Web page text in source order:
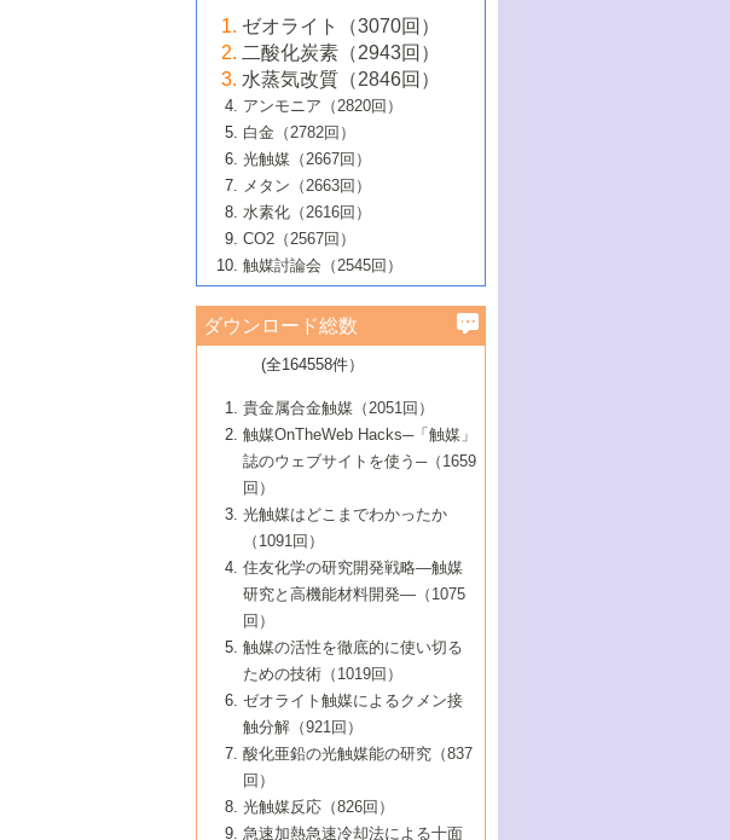
大学：オンライン・対面開催）
6号 メタン転換技術の最新動向
B号 第125回触媒討論会（2020年・工学
院大学）
5号 固体触媒による含窒素有機化合物変
換の最前線
6号 貴金属使用量低減に向けた自動車排
ガス浄化触媒の開発
B号 第123回触媒討論会（2019年・大阪
B号 第121回触媒討論会（2018年・東京
大学）
5号 水素のふるまいを解き明かす最先端
研究
6号 低級アルカンの有効利用のための触
媒技術
B号 第119回触媒討論会（2017年・首都
大学東京）
媒技術
3号 触媒研究の最先端～とびたて若き研究
者たち～（1）
4号 触媒研究の最先端～とびたて若き研究
者たち～（2）
5号 触媒研究の最先端～とびたて若き研究
者たち～（3）
6号 イオニクス材料と燃料電池・電解合成
の最新の研究動向
B号 第117回触媒討論会（2016年・大阪府
立大学）
2号 石油精製用触媒の最近の進展
3号 固体酸化物形燃料電池（SOFC）におけ
るアノード触媒上での燃料直接改質技術
4号 コアシェル構造の制御による触媒機能
5号 工業触媒およびその周辺技術の最近の
進歩
6号 ナノシート
B号 第115回触媒討論会（2015年・成蹊大
2号 光触媒反応機構に関する最新の研究動
向
開発動向
4号 人工光合成に向けた近年のアプローチ
5号 未利用熱エネルギーの有効活用に貢献
する触媒技術
6号 ポリオキソメタレート
B号 第113回触媒討論会（2014年・ロワジ
ールホテル豊橋）
1号 高耐久性燃料電池システム用触媒にお
ける新展開
2号 リビングラジカル重合の最近の動向
3号 天然ガスの化学工業的展開に関する触
媒技術
4号 貴金属触媒の精密構造制御とその活用
5号 バイオマス化成品製造のための固体触
6号 ナノ空間─吸着状態解析から新機能開拓
B号 第111回触媒討論会（2013年・関西大
▼54巻（2012年）
1号 規則性多孔体の利用技術における最近
の進歩
2号 第109回触媒討論会
3号 貴金属低減技術の最新動向
4号 貴金属代替技術の最新動向
5号 光触媒による物質変換反応の新展開
6号 グラフェン
7号 水素を利用する化成品合成の新潮流
▼53巻（2011年）
1号 金属学から見る合金触媒の新展開
2号 第107回触媒討論会
3号 触媒のその場観察法の進歩（１）
4号 触媒のその場観察法の進歩（２）
5号 不活性結合の触媒的活性化による有機
合成
6号 新しい固体酸触媒技術
7号 ゼオライト合成における最近の進歩
▼52巻（2010年）
1号 触媒の劣化対策と長寿命触媒開発
2号 第105回触媒討論会
3号 ナノ構造が拓く新機能
4号 活性サイトおよびその環境の精密な設
計による触媒の高機能化
5号 触媒を有効に使うための技術
7号 有機分子触媒による精密有機合成
8号 高機能化ポリオレフィンに向けた重合
触媒の最近の進展
1号 炭素材料－熱い注目を集める材料－
2号 第103回触媒討論会
3号 環境浄化用光触媒の現状と課題
4号 水素社会の実現に向けた水素製造・貯
蔵技術の進歩
5号 CO2が関わる触媒・材料
7号 持続可能社会実現のための触媒および
触媒関連技術
▼50巻（2008年）
1号 触媒化学と学会のこの10年，半世紀，
そして未来
2号 第101回触媒討論会
4号 錯体を利用したユニークな表面構造の
構築と機能
5号 若手会員による触媒研究の未来展望1：
企業編
6号 第102回触媒討論会
7号 触媒・化学反応における計算化学の進
8号 若手研究者による触媒研究の未来展望
2：大学・研究所編
▼49巻（2007年）
1号 含フッ素化合物の合成と触媒
2号 第99回触媒討論会
3号 実用的ファインケミカル合成プロセス
を実現する触媒
5号 こんな物質，あんな物質―新たな触媒
の可能性―
7号 『結晶の化学』を活かした触媒研究
8号 イオン液体の応用
▼48巻（2006年）
1号 固体酸触媒の最近の進歩
2号 第97回触媒討論会
3号 リビング重合触媒の最近の展開
5号 水素製造・貯蔵のための触媒技術の新
しい展開
6号 第98回触媒討論会
7号 基礎化学品製造の触媒技術
8号 多機能型リアクター
1号 最近の触媒担体とその効果
2号 第95回触媒討論会
4号 水分解用光触媒材料
5号 時間分解分光の進歩と応用
6号 第96回触媒討論会
8号 超臨界流体を用いた化学プロセスの新
▼46巻（2004年）
1号 部分酸化反応触媒の最前線
2号 第93回触媒討論会
3号 特殊エネルギー場の触媒反応
4号 生体内における金属の触媒作用
5号 ファインケミカルズの展開に寄与する
6号 第94回触媒討論会
7号 サブナノレベルでみた新しい表面現象
8号 オレフィン重合触媒の新たな展
▼45巻（2003年）
1号 なぜこの触媒が良いのか？
2号 第91回触媒討論会
3号 最近の自動車排ガス処理技術
4号 触媒研究の現状と将来─第90回触媒討論
5号 基礎化学品製造の触媒技術
6号 第92回触媒討論会
7号 基礎化学品製造の触媒技術
8号 資源の循環と触媒技術
▼44巻（2002年）
1号 高次制御された触媒の化学
2号 第89回触媒討論会
3号 触媒を利用した電気化学の新展開
4号 ナノ材料の調製と機能化
5号 こんな触媒が欲しい
6号 第90回触媒討論会
7号 触媒研究と学術雑誌/情報
8号 若い世代からみた触媒化学の現状と未
▼43巻（2001年）
1号 グリーンケミストリーと触媒
2号 第87回触媒討論会特集号
3号 生体触媒とバイオプロセス
4号 水素製造・利用の触媒化学
5号 触媒研究における新しい切り口：コン
ビナトリアルケミストリー
6号 第88回触媒討論会特集号
7号 企業における触媒研究のブレークスル
8号 この材料を触媒として使ってみません
▼42巻（2000年）
1号 触媒反応工学の明日を拓く
2号 第85回触媒討論会
3号 反応ダイナミクス
5号 触媒のおもしろさをどのように伝える
6号 第86回触媒討論会
7号 水素化精製触媒の新しい展開
8号 新しい反応性と機能性を目指した金属
クラスタ-化学
▼41巻（1999年）
1号 孔、穴、あな?-特異な空間とその利用-
2号 第83回触媒討論会
3号 均一系触媒反応最前線
4号 実用炭素材料の新展開
5号 研究の方法論を考える
7号 機能性金属材料と触媒
8号 触媒研究へのNMRの応用と展望
▼40巻（1998年）
進展と21世紀への提言/創立40周年記念・触
媒学会この10年の歩みとこれから/創立40周
2号 第81回触媒討論会
3号 計算機触媒化学へのさそい
4号 触媒劣化の制御と予測
5号 最新の実用プロセスと触媒
6号 第82回触媒討論会
1号 均一系と不均一系触媒反応-その特徴と
接点
2号 第79回触媒討論会
3号 最新NO除去触媒の実用化研究
4号 新しい反応場を目指した触媒調製
5号 反応・分離技術の新しい展開
6号 第80回触媒討論会
▼38巻（1996年）
1号 触媒の構造と触媒作用/C1化学を中心と
する21世紀への触媒
3号 オリンピックメダル:金・銀・銅はどん
な触媒作用を示すか
4号 触媒作用における機能の複合化
▼37巻（1995年）
1号 ファインケミカルズと固体触媒
2号 第75回触媒討論会
3号 希土類を利用した触媒
4号 触媒とリサイクル
5号 エネルギー変換触媒
▼36巻（1994年）
1号 電気化学と触媒
2号 第73回触媒討論会
3号 C4化学の展開
4号 《通常号》
▼35巻（1993年）
1号 工業触媒開発マニュアル―探索から工
業化まで
2号 第71回触媒討論会
▼34巻（1992年）
1号 インパクトを与えたこの研究
2号 第69回触媒討論会
▼33巻（1991年）
1号 触媒プロセス開発マニュアル―探索か
▼32巻（1990年）
ゼオライト（3070回）
二酸化炭素（2943回）
水蒸気改質（2846回）
アンモニア（2820回）
白金（2782回）
光触媒（2667回）
メタン（2663回）
水素化（2616回）
CO2（2567回）
触媒討論会（2545回）
ダウンロード総数
(全164558件）
貴金属合金触媒（2051回）
触媒OnTheWeb Hacks─「触媒」
誌のウェブサイトを使う─（1659
回）
光触媒はどこまでわかったか
（1091回）
住友化学の研究開発戦略―触媒
研究と高機能材料開発―（1075
回）
触媒の活性を徹底的に使い切る
ための技術（1019回）
ゼオライト触媒によるクメン接
触分解（921回）
酸化亜鉛の光触媒能の研究（837
回）
光触媒反応（826回）
急速加熱急速冷却法による十面